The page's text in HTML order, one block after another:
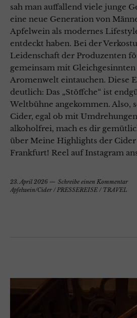
sah man auffallend viele junge
eine neue Generation von
Apfelwein als modernes
entdeckt haben. Bei der
Leidenschaft der Produzenten
gemeinsam mit
Aromenwelt eintauchen. Diese
deutlich: Das „Stöffche“ ist
Weltbühne angekommen. Also,
Cider, egal ob mit
alkoholfrei, mach es dir
über Meine Highlights der
Frankfurt! Reel auf Instagram
23. April 2026
Schreibe einen Kommentar
Apfelwein/Cider/PRESSEREISE / TRAVEL